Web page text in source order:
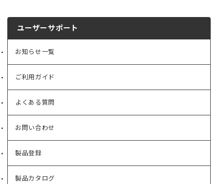
ユーザーサポート
お知らせ一覧
ご利用ガイド
よくある質問
お問い合わせ
製品登録
製品カタログ